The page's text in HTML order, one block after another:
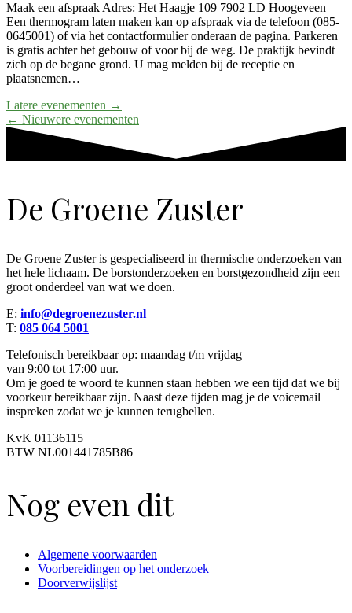
Maak een afspraak Adres: Het Haagje 109 7902 LD Hoogeveen
Een thermogram laten maken kan op afspraak via de telefoon (085-
0645001) of via het contactformulier onderaan de pagina. Parkeren
is gratis achter het gebouw of voor bij de weg. De praktijk bevindt
zich op de begane grond. U mag melden bij de receptie en
plaatsnemen…
Latere evenementen →
← Nieuwere evenementen
De Groene Zuster
De Groene Zuster is gespecialiseerd in thermische onderzoeken van
het hele lichaam. De borstonderzoeken en borstgezondheid zijn een
groot onderdeel van wat we doen.
E: info@degroenezuster.nl
T: 085 064 5001
Telefonisch bereikbaar op: maandag t/m vrijdag
van 9:00 tot 17:00 uur.
Om je goed te woord te kunnen staan hebben we een tijd dat we bij
voorkeur bereikbaar zijn. Naast deze tijden mag je de voicemail
inspreken zodat we je kunnen terugbellen.
KvK 01136115
BTW NL001441785B86
Nog even dit
Algemene voorwaarden
Voorbereidingen op het onderzoek
Doorverwijslijst